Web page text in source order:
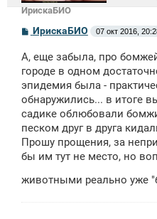
ИрискаБИО
С
б
щ
е
н
и
ИрискаБИО 07 окт 2016,
А, еще забыла, про
городе в одном
эпидемия была -
обнаружились... в итоге
садике облюбовали
песком друг в друга
Прошу прощения, за
бы им тут не место, но
животными реально уже